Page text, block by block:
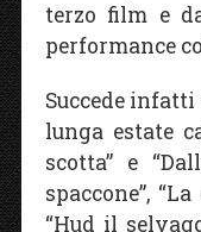
terzo film e
performance
Succede infatti
lunga estate
scotta” e
spaccone”,
“Hud il